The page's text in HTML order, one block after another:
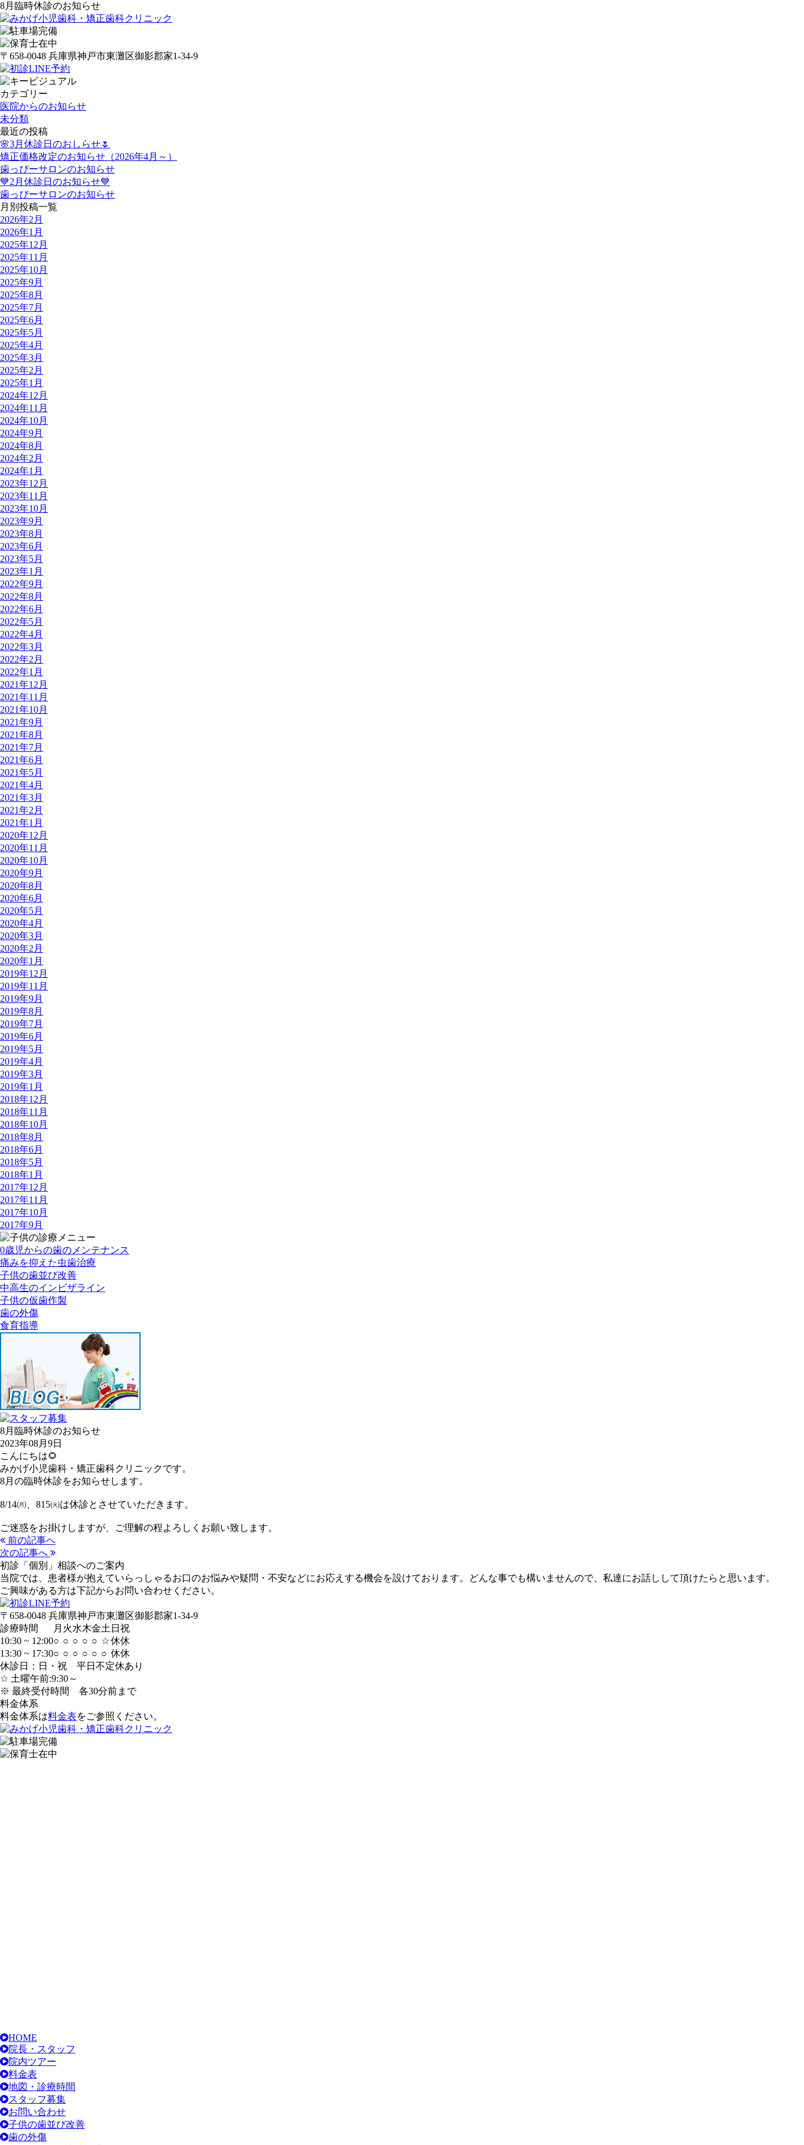
8月臨時休診のお知らせ
〒658-0048 兵庫県神戸市東灘区御影郡家1-34-9
カテゴリー
医院からのお知らせ
未分類
最近の投稿
🌸3月休診日のおしらせ🌷
矯正価格改定のお知らせ（2026年4月～）
歯っぴーサロンのお知らせ
💙2月休診日のお知らせ💙
歯っぴーサロンのお知らせ
月別投稿一覧
2026年2月
2026年1月
2025年12月
2025年11月
2025年10月
2025年9月
2025年8月
2025年7月
2025年6月
2025年5月
2025年4月
2025年3月
2025年2月
2025年1月
2024年12月
2024年11月
2024年10月
2024年9月
2024年8月
2024年2月
2024年1月
2023年12月
2023年11月
2023年10月
2023年9月
2023年8月
2023年6月
2023年5月
2023年1月
2022年9月
2022年8月
2022年6月
2022年5月
2022年4月
2022年3月
2022年2月
2022年1月
2021年12月
2021年11月
2021年10月
2021年9月
2021年8月
2021年7月
2021年6月
2021年5月
2021年4月
2021年3月
2021年2月
2021年1月
2020年12月
2020年11月
2020年10月
2020年9月
2020年8月
2020年6月
2020年5月
2020年4月
2020年3月
2020年2月
2020年1月
2019年12月
2019年11月
2019年9月
2019年8月
2019年7月
2019年6月
2019年5月
2019年4月
2019年3月
2019年1月
2018年12月
2018年11月
2018年10月
2018年8月
2018年6月
2018年5月
2018年1月
2017年12月
2017年11月
2017年10月
2017年9月
0歳児からの歯のメンテナンス
痛みを抑えた虫歯治療
子供の歯並び改善
中高生のインビザライン
子供の仮歯作製
歯の外傷
食育指導
8月臨時休診のお知らせ
2023年08月9日
こんにちは🌻
みかげ小児歯科・矯正歯科クリニックです。
8月の臨時休診をお知らせします。
8/14㈪、815㈫は休診とさせていただきます。
ご迷惑をお掛けしますが、ご理解の程よろしくお願い致します。
前の記事へ
次の記事へ
初診「個別」相談へのご案内
当院では、患者様が抱えていらっしゃるお口のお悩みや疑問・不安などにお応えする機会を設けております。どんな事でも構いませんので、私達にお話しして頂けたらと思います。
ご興味がある方は下記からお問い合わせください。
〒658-0048 兵庫県神戸市東灘区御影郡家1-34-9
診療時間
月 火水木金土 日 祝
10:30 ~ 12:00○ ○ ○ ○ ○ ☆休休
13:30 ~ 17:30○ ○ ○ ○ ○ ○ 休休
休診日：日・祝 平日不定休あり
☆ 土曜午前:9:30～
※ 最終受付時間 各30分前まで
料金体系
料金体系は料金表をご参照ください。
HOME
院長・スタッフ
院内ツアー
料金表
地図・診療時間
スタッフ募集
お問い合わせ
子供の歯並び改善
歯の外傷